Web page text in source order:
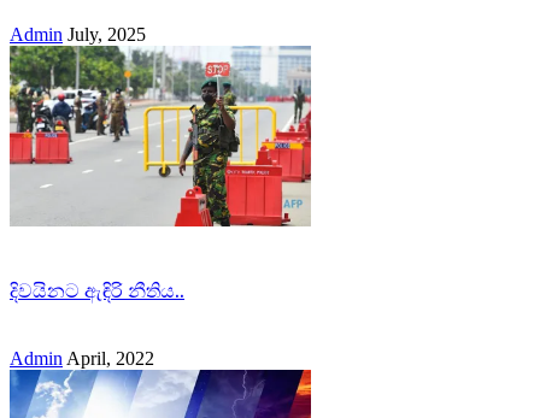
Admin July, 2025
දිවයිනට ඇඳිරි නීතිය..
Admin April, 2022